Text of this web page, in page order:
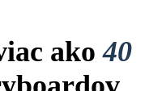
ako40